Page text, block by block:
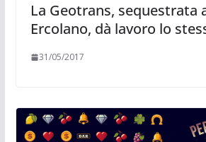
La Geotrans, sequestrata
Ercolano, dà lavoro lo
31/05/2017